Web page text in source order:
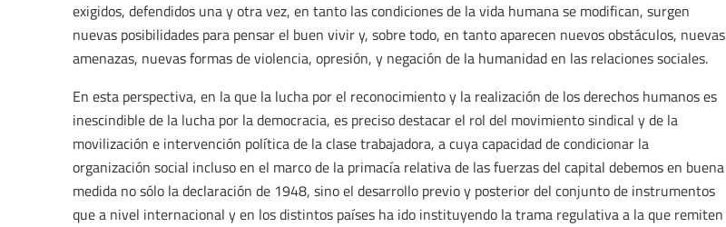
exigidos, defendidos una y otra vez, en tanto las condiciones de la vida humana se modifican, surgen
nuevas posibilidades para pensar el buen vivir y, sobre todo, en tanto aparecen nuevos obstáculos, nuevas
amenazas, nuevas formas de violencia, opresión, y negación de la humanidad en las relaciones sociales.
En esta perspectiva, en la que la lucha por el reconocimiento y la realización de los derechos humanos es
inescindible de la lucha por la democracia, es preciso destacar el rol del movimiento sindical y de la
movilización e intervención política de la clase trabajadora, a cuya capacidad de condicionar la
organización social incluso en el marco de la primacía relativa de las fuerzas del capital debemos en buena
medida no sólo la declaración de 1948, sino el desarrollo previo y posterior del conjunto de instrumentos
que a nivel internacional y en los distintos países ha ido instituyendo la trama regulativa a la que remiten